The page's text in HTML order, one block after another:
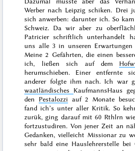
Werber nach Leipzig schiken. Drei
sich anwerben: darunter ich. So
Schweiz. Da wir aber zu
Patricier schriftlich unterhandelt
uns alle 3 in unseren Erwartungen
Meine 2 Gefährten, die einen
ich, ließen sich auf dem
herumschieben. Einer entfernte
anderer folgte ihm nach. Ich war
waatländisches KaufmannsHaus
den Pestalozzi auf 2 Monate
fand ich’s unter aller Kritik. So
zurük, ging darauf mit 60 Rthlrn
fortzustudiren. Von jener Zeit an
Gedanken, vielleicht Missionar zu
sehr bald eine Hauslehrerstelle bei